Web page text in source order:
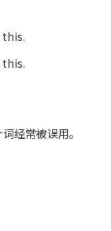
经常被误用。